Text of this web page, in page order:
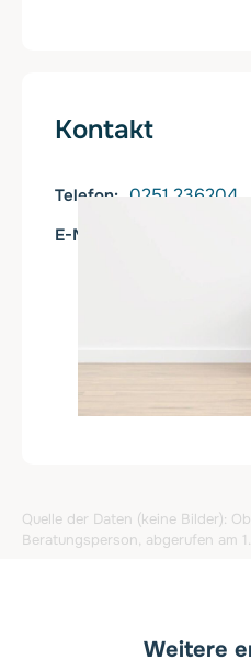
Kontakt
Telefon 0251 236204
E-Mail
Quelle der Daten (keine Bilder):
Beratungsperson, abgerufen am
Weitere